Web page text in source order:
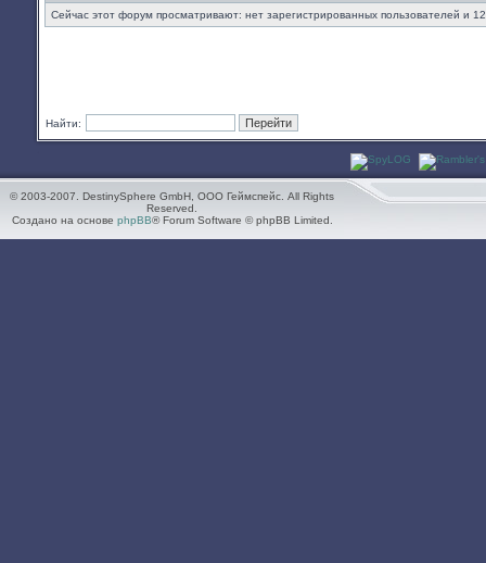
Сейчас этот форум просматривают: нет зарегистрированных пользователей и 12
Найти:
© 2003-2007. DestinySphere GmbH, ООО Геймспейс. All Rights
Reserved.
Создано на основе phpBB® Forum Software © phpBB Limited.